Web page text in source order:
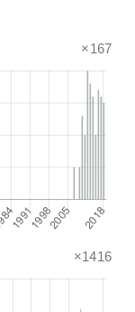
×167
×1416